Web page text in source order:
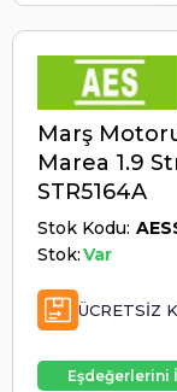
Marş
Marea 1.9
STR5164A
Stok Kodu
Stok:Var
ÜCRETSIZ
Eşdeğerlerini